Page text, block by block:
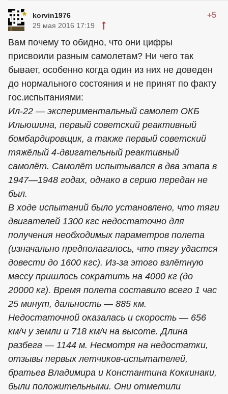
korvin1976 +5
29 мая 2016 17:19
Вам почему то обидно, что они цифры
присвоили разным самолетам? Ни чего так
бывает, особенно когда один из них не доведен
до нормального состояния и не принят по факту
гос.испытаниями:
Ил-22 — экспериментальный самолет ОКБ
Ильюшина, первый советский реактивный
бомбардировщик, а также первый советский
тяжёлый 4-двигательный реактивный
самолёт. Самолёт испытывался в два этапа в
1947—1948 годах, однако в серию передан не
был.
В ходе испытаний было установлено, что тяги
двигателей 1300 кгс недостаточно для
получения необходимых параметров полета
(изначально предполагалось, что тягу удастся
довести до 1600 кгс). Из-за этого взлётную
массу пришлось сократить на 4000 кг (до
20000 кг). Время полета составило всего 1 час
25 минут, дальность — 885 км.
Недостаточной оказалась и скорость — 656
км/ч у земли и 718 км/ч на высоте. Длина
разбега — 1144 м. Несмотря на недостатки,
отзывы первых летчиков-испытателей,
братьев Владимира и Константина Коккинаки,
были положительными. Они отметили